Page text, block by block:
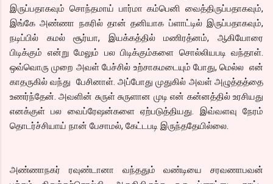
இருப்பதாகவும் சொந்தமாய் பார்மா கம்பெனி வைத்திருப்பதாகவும்,
இங்கே அண்ணா நகரில் தான் தனியாக ப்ளாட்டில் இருப்பதாகவும்,
நடிப்பில் கமல் சூர்யா, இயக்கத்தில் மணிரத்னம், ஆகியோரை
பிடிக்கும் என்று மேலும் பல பிடிக்கும்களை சொல்லியபடி வந்தாள்.
ஒவ்வொரு முறை அவள் பேச்சில் உற்சாகமடையும் போது, மெல்ல என்
காதருகில் வந்து பேசினாள். அப்போது முதுகில் அவள் அழுத்தத்தை
உணர்ந்தேன். அவளின் சுருள் சுருளான முடி என் கன்னத்தில் உரசியது
எனக்குள் பல வைப்ரேஷன்களை ஏற்படுத்தியது. இவ்வளவு நேரம்
தொடர்ச்சியாய் நான் பேசாமல், கேட்டபடி இருந்ததேயில்லை.
அண்ணாநகர் ரவுண்டானா வந்ததும் வண்டியை சரவணாபவன்